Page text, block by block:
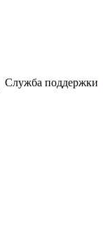
Служба поддержки